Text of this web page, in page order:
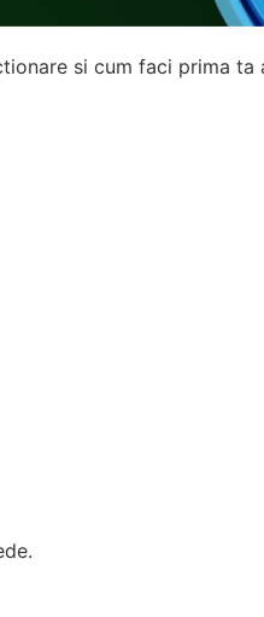
si cum faci prima ta